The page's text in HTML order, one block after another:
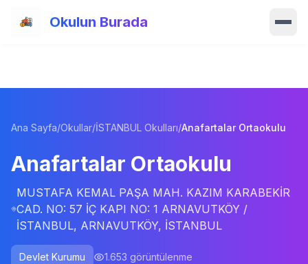
Okulun Burada
Okullar
Haberler
Blog
Ana Sayfa/Okullar/İSTANBUL Okulları/Anafartalar Ortaokulu
Anafartalar Ortaokulu
MUSTAFA KEMAL PAŞA MAH. KAZIM KARABEKİR
CAD. NO: 57 İÇ KAPI NO: 1 ARNAVUTKÖY /
İSTANBUL, ARNAVUTKÖY, İSTANBUL
Devlet Kurumu 1.653 görüntülenme